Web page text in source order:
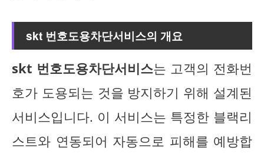
skt 번호도용차단서비스의 개요
skt 번호도용차단서비스는 고객의 전화번
호가 도용되는 것을 방지하기 위해 설계된
서비스입니다. 이 서비스는 특정한 블랙리
스트와 연동되어 자동으로 피해를 예방합